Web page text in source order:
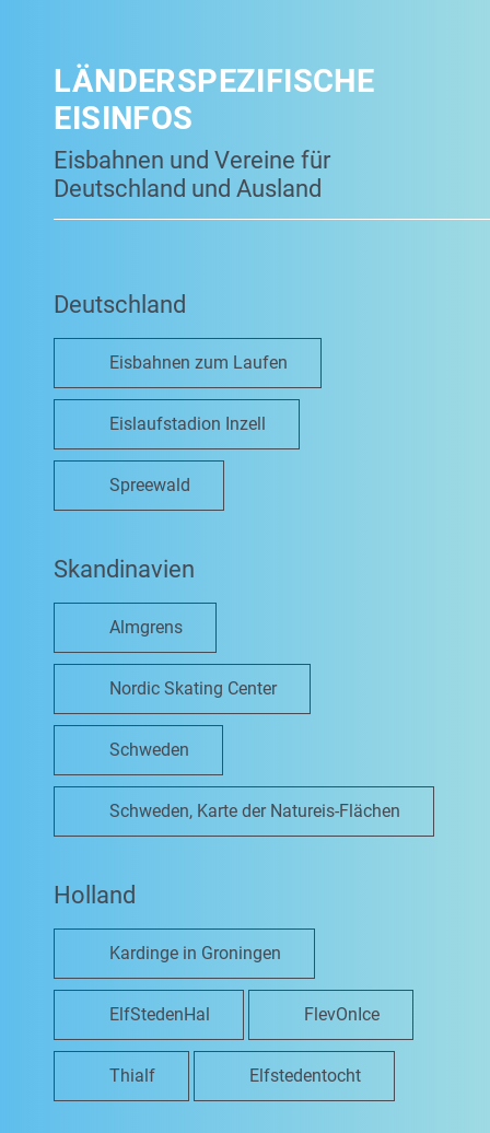
LÄNDERSPEZIFISCHE
EISINFOS
Eisbahnen und Vereine für
Deutschland und Ausland
Deutschland
Eisbahnen zum Laufen
Eislaufstadion Inzell
Spreewald
Skandinavien
Almgrens
Nordic Skating Center
Schweden
Schweden, Karte der Natureis-Flächen
Holland
Kardinge in Groningen
ElfStedenHal FlevOnIce
Thialf Elfstedentocht